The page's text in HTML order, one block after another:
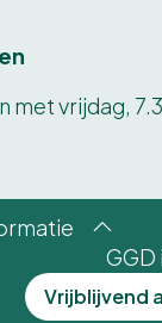
met vrijdag,
Vrijblijvend